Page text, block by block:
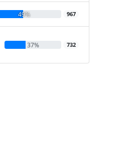
49% 967
37% 732